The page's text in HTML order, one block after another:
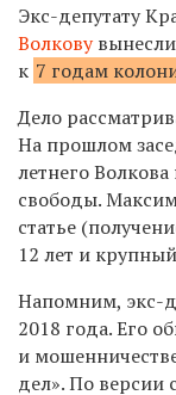
Экс-депутату
Волкову
к 7 годам
Дело
На прошлом
летнего
свободы.
статье
12 лет и
Напомним, экс-
2018 года. Его
и
дел». По версии